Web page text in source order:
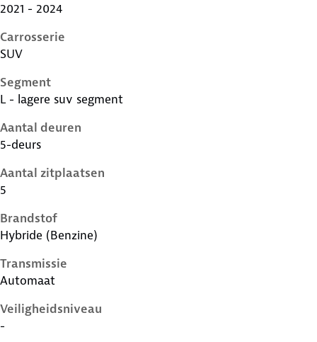
2021 - 2024
Carrosserie
SUV
Segment
L - lagere suv segment
Aantal deuren
5-deurs
Aantal zitplaatsen
5
Brandstof
Hybride (Benzine)
Transmissie
Automaat
Veiligheidsniveau
-